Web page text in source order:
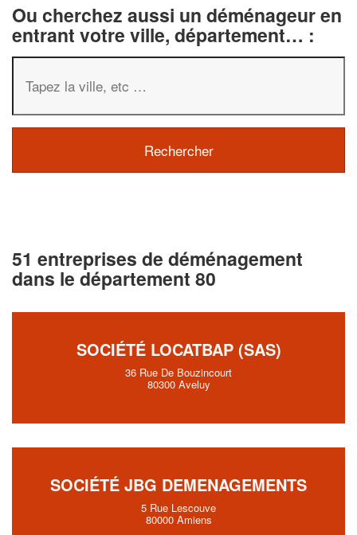
Ou cherchez aussi un déménageur en
entrant votre ville, département… :
51 entreprises de déménagement
dans le département 80
SOCIÉTÉ LOCATBAP (SAS)
36 Rue De Bouzincourt
80300 Aveluy
SOCIÉTÉ JBG DEMENAGEMENTS
5 Rue Lescouve
80000 Amiens